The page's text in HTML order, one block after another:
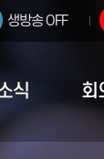
생방송 OFF
식 회